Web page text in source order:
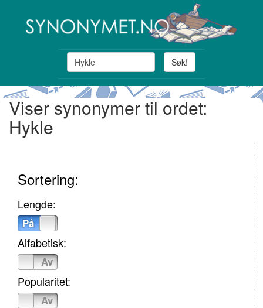
Søk!
Viser synonymer til ordet:
Hykle
Sortering:
Lengde:
På
Alfabetisk:
Av
Popularitet:
Av